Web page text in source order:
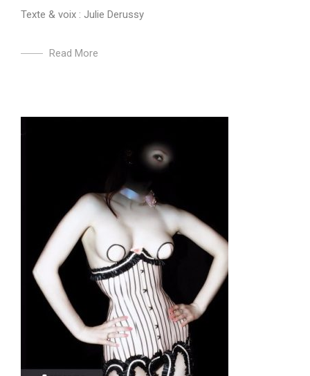
Texte & voix : Julie Derussy
Read More